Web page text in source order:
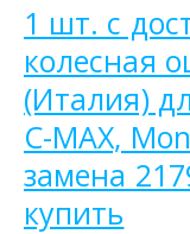
1 шт. с
колесная
(Италия)
C-MAX,
замена
купить